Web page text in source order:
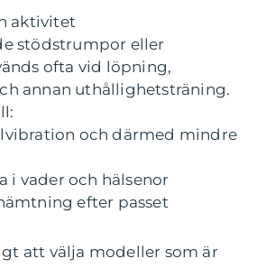
aktivitet
stödstrumpor eller
ofta vid löpning,
annan uthållighetsträning.
och därmed mindre
i vader och hälsenor
efter passet
att välja modeller som är